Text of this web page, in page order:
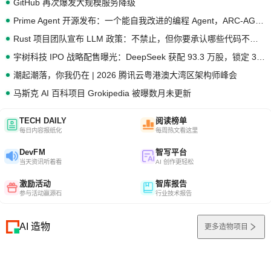
GitHub 再次爆发大规模服务降级
潮起潮落，你我仍在 | 2026 腾讯云粤港澳大湾区架构师峰会
马斯克 AI 百科项目 Grokipedia 被曝数月未更新
TECH DAILY
每日内容报纸化
阅读榜单
每周热文看这里
DevFM
当天资讯听着看
智写平台
AI 创作更轻松
激励活动
参与活动赢源石
智库报告
行业技术报告
AI 造物 更多造物项目